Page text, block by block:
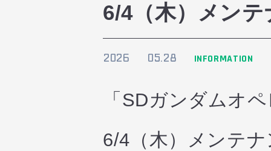
6/4（木）メン
2026 05.28 INFORMATION
「SDガンダムオ
6/4（木）メンテ